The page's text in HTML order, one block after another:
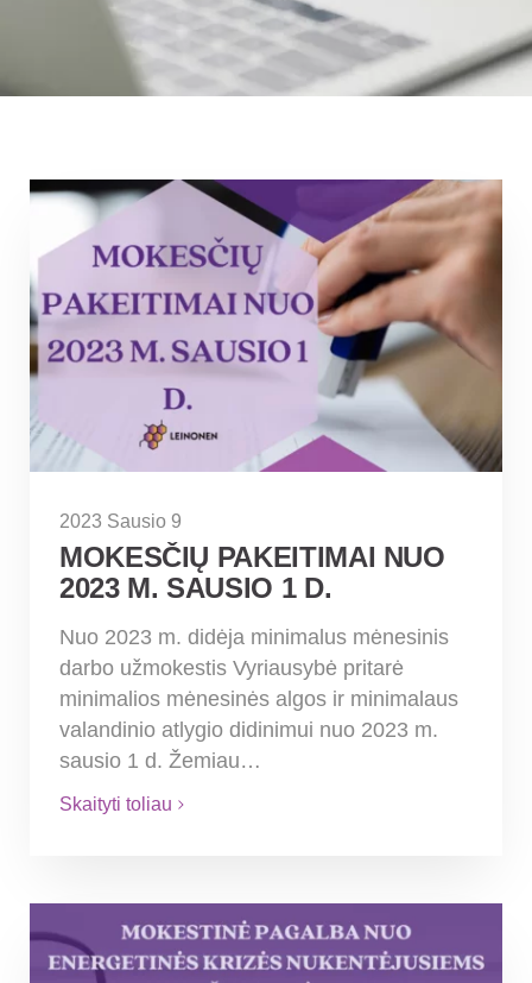
2023 Sausio 9
MOKESČIŲ PAKEITIMAI NUO
2023 M. SAUSIO 1 D.
Nuo 2023 m. didėja minimalus mėnesinis
darbo užmokestis Vyriausybė pritarė
minimalios mėnesinės algos ir minimalaus
valandinio atlygio didinimui nuo 2023 m.
sausio 1 d. Žemiau…
Skaityti toliau